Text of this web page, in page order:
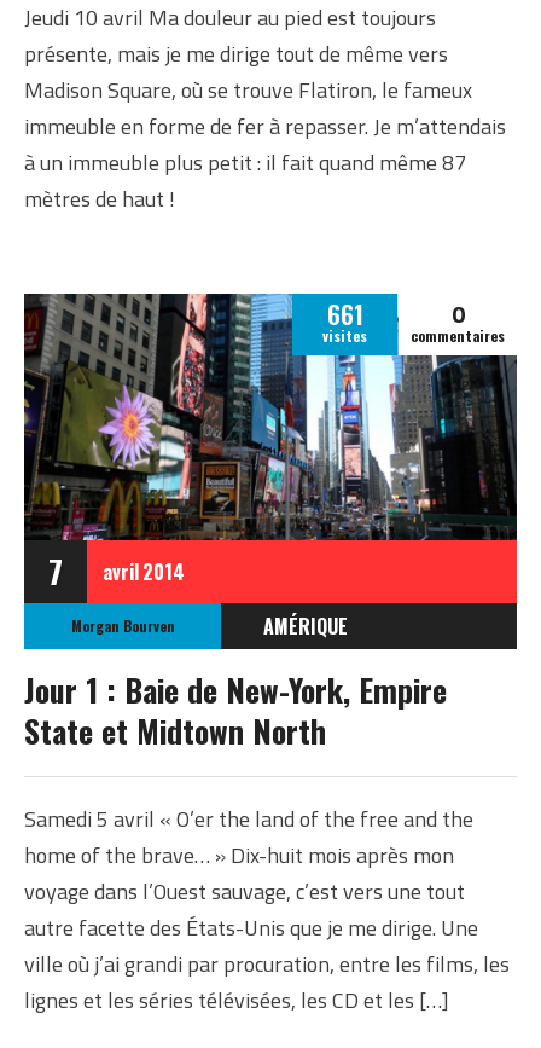
Jeudi 10 avril Ma douleur au pied est toujours
présente, mais je me dirige tout de même vers
Madison Square, où se trouve Flatiron, le fameux
immeuble en forme de fer à repasser. Je m’attendais
à un immeuble plus petit : il fait quand même 87
mètres de haut !
7 avril2014
661
visites
0
commentaires
Morgan Bourven
AMÉRIQUE
ÉTATS-UNIS
ETATS-UNIS AVRIL 2014
Jour 1 : Baie de New-York, Empire
State et Midtown North
Samedi 5 avril « O’er the land of the free and the
home of the brave… » Dix-huit mois après mon
voyage dans l’Ouest sauvage, c’est vers une tout
autre facette des États-Unis que je me dirige. Une
ville où j’ai grandi par procuration, entre les films, les
lignes et les séries télévisées, les CD et les […]